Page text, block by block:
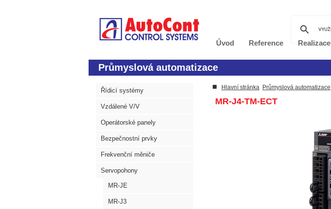
Úvod Reference Realizace
Průmyslová automatizace
Řídicí systémy
Vzdálené V/V
Operátorské panely
Bezpečnostní prvky
Frekvenční měniče
Servopohony
MR-JE
MR-J3
Hlavní stránka Průmyslová automatizace
MR-J4-TM-ECT